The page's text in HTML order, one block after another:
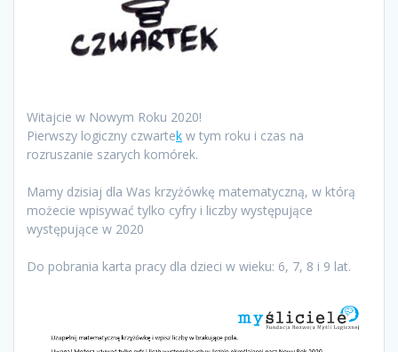
Witajcie w Nowym Roku 2020!
Pierwszy logiczny czwartek w tym roku i czas na
rozruszanie szarych komórek.
Mamy dzisiaj dla Was krzyżówkę matematyczną, w którą
możecie wpisywać tylko cyfry i liczby występujące
występujące w 2020
Do pobrania karta pracy dla dzieci w wieku: 6, 7, 8 i 9 lat.